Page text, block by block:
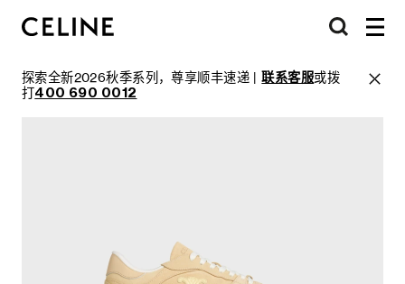
探索全新2026秋季系列，尊享顺丰速递 |联系客服或拨
打400 690 0012